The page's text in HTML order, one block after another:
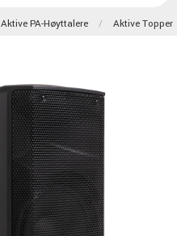
Aktive PA-Høyttalere Aktive Topper